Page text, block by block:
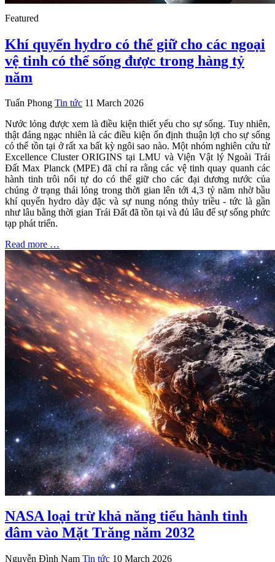
Featured
Khí quyển hydro có thể giữ cho các ngoại
vệ tinh có thể sống được trong hàng tỷ
năm
Tuấn Phong Tin tức 11 March 2026
Nước lỏng được xem là điều kiện thiết yếu cho sự sống. Tuy nhiên,
thật đáng ngạc nhiên là các điều kiện ổn định thuận lợi cho sự sống
có thể tồn tại ở rất xa bất kỳ ngôi sao nào. Một nhóm nghiên cứu từ
Excellence Cluster ORIGINS tại LMU và Viện Vật lý Ngoài Trái
Đất Max Planck (MPE) đã chỉ ra rằng các vệ tinh quay quanh các
hành tinh trôi nổi tự do có thể giữ cho các đại dương nước của
chúng ở trạng thái lỏng trong thời gian lên tới 4,3 tỷ năm nhờ bầu
khí quyển hydro dày đặc và sự nung nóng thủy triều - tức là gần
như lâu bằng thời gian Trái Đất đã tồn tại và đủ lâu để sự sống phức
tạp phát triển.
Read more …
NASA loại trừ khả năng tiểu hành tinh
đâm vào Mặt Trăng năm 2032
Nguyễn Đình Nam Tin tức 10 March 2026